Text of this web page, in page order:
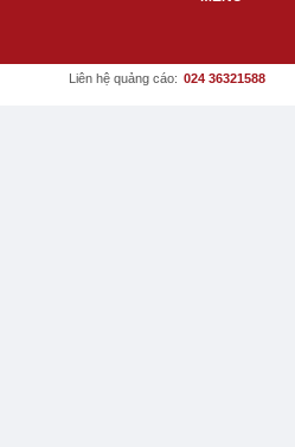
Liên hệ quảng cáo: 024 36321588